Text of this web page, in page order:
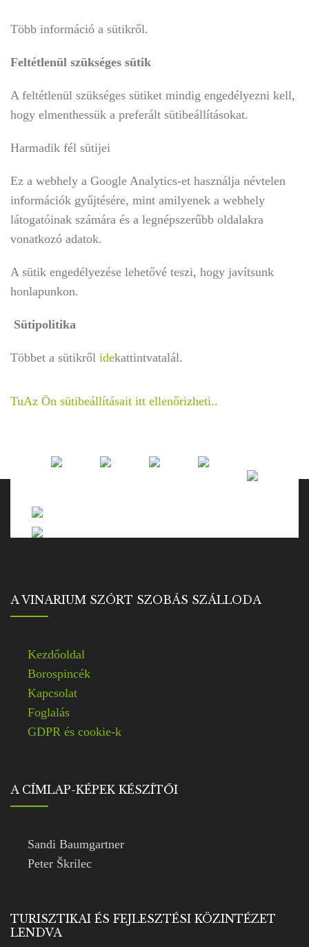
Több információ a sütikről.
Feltétlenül szükséges sütik
A feltétlenül szükséges sütiket mindig engedélyezni kell,
hogy elmenthessük a preferált sütibeállításokat.
Harmadik fél sütijei
Ez a webhely a Google Analytics-et használja névtelen
információk gyűjtésére, mint amilyenek a webhely
látogatóinak számára és a legnépszerűbb oldalakra
vonatkozó adatok.
A sütik engedélyezése lehetővé teszi, hogy javítsunk
honlapunkon.
Sütipolitika
Többet a sütikről idekattintvatalál.
TuAz Ön sütibeállításait itt ellenőrizheti..
A VINARIUM SZÓRT SZOBÁS SZÁLLODA
Kezdőoldal
Borospincék
Kapcsolat
Foglalás
GDPR és cookie-k
A CÍMLAP-KÉPEK KÉSZÍTŐI
Sandi Baumgartner
Peter Škrilec
TURISZTIKAI ÉS FEJLESZTÉSI KÖZINTÉZET
LENDVA